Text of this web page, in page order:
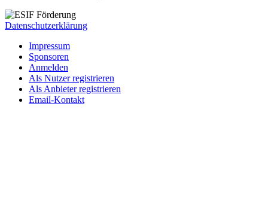
Datenschutzerklärung
Impressum
Sponsoren
Anmelden
Als Nutzer registrieren
Als Anbieter registrieren
Email-Kontakt